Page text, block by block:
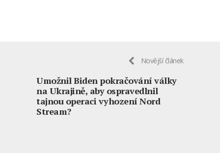
Novější článek
Umožnil Biden pokračování války
na Ukrajině, aby ospravedlnil
tajnou operaci vyhození Nord
Stream?